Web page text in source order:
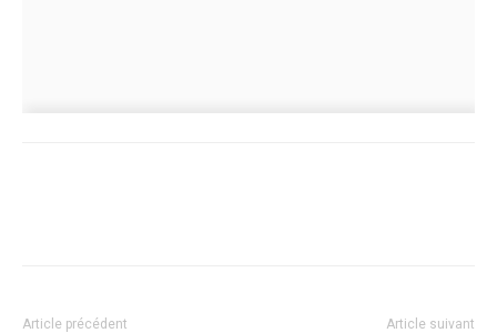
Article précédent Article suivant